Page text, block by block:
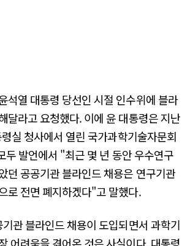
석열 대통령 당선인 시절 인수위에 블라
달라고 요청했다. 이에 윤 대통령은 지난
실 청사에서 열린 국가과학기술자문회
두 발언에서 "최근 몇 년 동안 우수연구
던 공공기관 블라인드 채용은 연구기관
로 전면 폐지하겠다"고 말했다.
관 블라인드 채용이 도입되면서 과학기
어려움을 겪어온 것은 사실이다. 대통령